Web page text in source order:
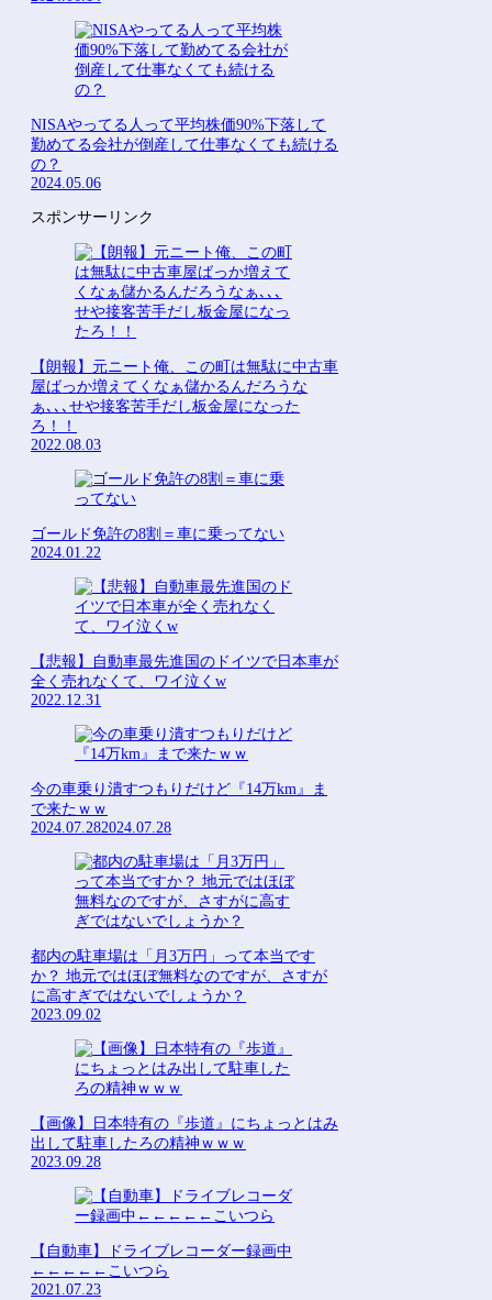
NISAやってる人って平均株価90%下落して
勤めてる会社が倒産して仕事なくても続ける
の？
2024.05.06
スポンサーリンク
【朗報】元ニート俺、この町は無駄に中古車
屋ばっか増えてくなぁ儲かるんだろうな
ぁ､､､せや接客苦手だし板金屋になった
ろ！！
2022.08.03
ゴールド免許の8割＝車に乗ってない
2024.01.22
【悲報】自動車最先進国のドイツで日本車が
全く売れなくて、ワイ泣くw
2022.12.31
今の車乗り潰すつもりだけど『14万km』ま
で来たｗｗ
2024.07.282024.07.28
都内の駐車場は「月3万円」って本当です
か？ 地元ではほぼ無料なのですが、さすが
に高すぎではないでしょうか？
2023.09.02
【画像】日本特有の『歩道』にちょっとはみ
出して駐車したろの精神ｗｗｗ
2023.09.28
【自動車】ドライブレコーダー録画中
←←←←←こいつら
2021.07.23